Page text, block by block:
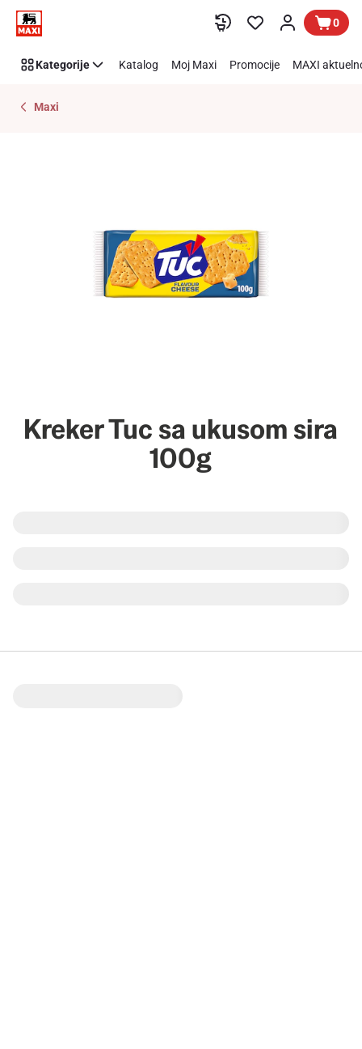
Preskoči link 0
Kategorije Katalog Moj Maxi Promocije MAXI
Maxi
Kreker Tuc sa ukusom sira
100g